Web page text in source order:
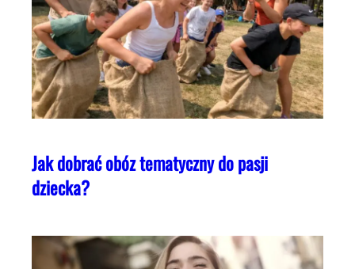
Jak dobrać obóz tematyczny do pasji
dziecka?